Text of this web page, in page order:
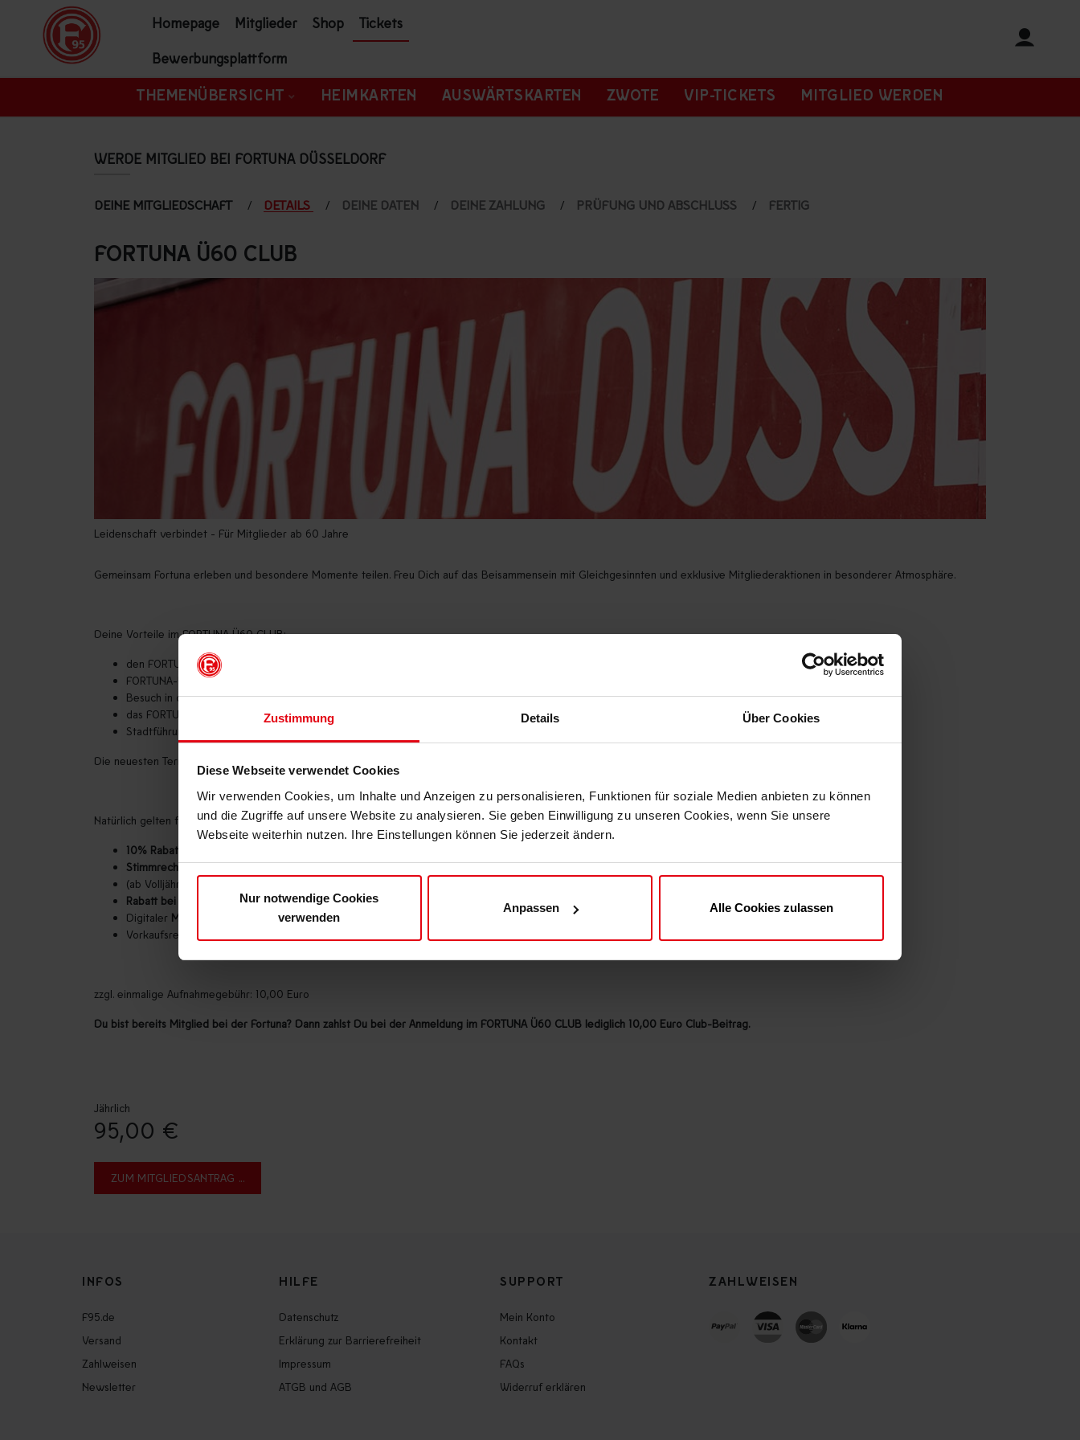
Zustimmung Details Über Cookies
Diese Webseite verwendet Cookies
Wir verwenden Cookies, um Inhalte und Anzeigen zu personalisieren, Funktionen für soziale Medien anbieten zu können
und die Zugriffe auf unsere Website zu analysieren. Sie geben Einwilligung zu unseren Cookies, wenn Sie unsere
Webseite weiterhin nutzen. Ihre Einstellungen können Sie jederzeit ändern.
Nur notwendige Cookies
verwenden
Anpassen Alle Cookies zulassen
ZUM INHALT SPRINGEN
Homepage Mitglieder Shop Tickets
Bewerbungsplattform
THEMENÜBERSICHT HEIMKARTEN AUSWÄRTSKARTEN ZWOTE VIP-TICKETS MITGLIED WERDEN
WERDE MITGLIED BEI FORTUNA DÜSSELDORF
DEINE MITGLIEDSCHAFT DETAILS DEINE DATEN DEINE ZAHLUNG PRÜFUNG UND ABSCHLUSS FERTIG
FORTUNA Ü60 CLUB
Leidenschaft verbindet - Für Mitglieder ab 60 Jahre
Gemeinsam Fortuna erleben und besondere Momente teilen. Freu Dich auf das Beisammensein mit Gleichgesinnten und exklusive Mitgliederaktionen in besonderer Atmosphäre.
Deine Vorteile im FORTUNA Ü60 CLUB:
den FORTUNA-Ü60-CLUB-Schal als besonderes Begrüßungsgeschenk
FORTUNA-Ü60-CLUB-Auswärtsfahrten
Besuch in der Müllverbrennungsanlage, Rheinischen Post etc.
das FORTUNA-Ü60-CLUB-Tippspiel
Stadtführung, Trainingseinheit und Flingern-Rundgang und vieles mehr
Die neuesten Termine werden Dir an die angegebene E-Mailadresse gesendet und regelmäßig in unserem
Natürlich gelten für Dich auch alle Vorteile der Mitgliedschaft bei Fortuna Düsseldorf 1895 e.V..
10% Rabatt
Stimmrechtbei der Mitgliederversammlung
(ab Volljährigkeit, 1 Jahr Mitgliedschaft und keinem Beitragsrückstand)
Rabatt bei Saison-Dauerkarten
Digitaler Mitgliedsausweis in der F95-APP(Physischer Mitgliedsausweis kann gegen eine Aufwandsgebühr von 5,95€ zugeschickt werden)
Vorkaufsrecht auf Tickets: DFB-Pokal, Auswärtsspiele, etc. immer solange der Vorrat reicht
zzgl. einmalige Aufnahmegebühr: 10,00 Euro
Du bist bereits Mitglied bei der Fortuna? Dann zahlst Du bei der Anmeldung im FORTUNA Ü60 CLUB lediglich 10,00 Euro Club-Beitrag.
Jährlich
95,00 €
INFOS
F95.de
Versand
Zahlweisen
Newsletter
HILFE
Datenschutz
Erklärung zur Barrierefreiheit
Impressum
ATGB und AGB
SUPPORT
Mein Konto
Kontakt
FAQs
Widerruf erklären
ZAHLWEISEN